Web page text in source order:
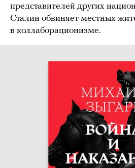
представителей других
Сталин обвиняет местных
в коллаборационизме.